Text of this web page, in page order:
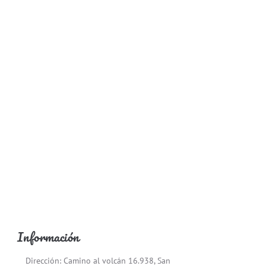
Información
Dirección: Camino al volcán 16.938, San